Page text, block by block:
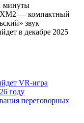
минуты
XM2 — компактный
звук
в декабре 2025
VR-игра
году
переговорных